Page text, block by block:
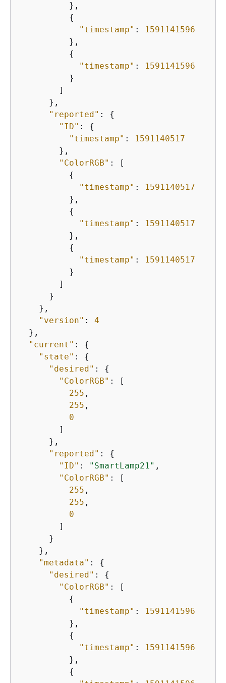
          },
{
"timestamp" :
1591141596
          },
{
"timestamp" :
1591141596
          }
        ]
      },
"reported" : {
"ID" : {
"timestamp" :
1591140517
        },
"ColorRGB" : [
{
"timestamp" :
1591140517
          },
{
"timestamp" :
1591140517
          },
{
"timestamp" :
1591140517
          }
        ]
      }
    },
"version" : 4
  },
"current" : {
"state" : {
"desired" : {
"ColorRGB" : [
255 ,
255 ,
0
        ]
      },
"reported" : {
"ID" : "SmartLamp21" ,
"ColorRGB" : [
255 ,
255 ,
0
        ]
      }
    },
"metadata" : {
"desired" : {
"ColorRGB" : [
{
"timestamp" :
1591141596
          },
{
"timestamp" :
1591141596
          },
{